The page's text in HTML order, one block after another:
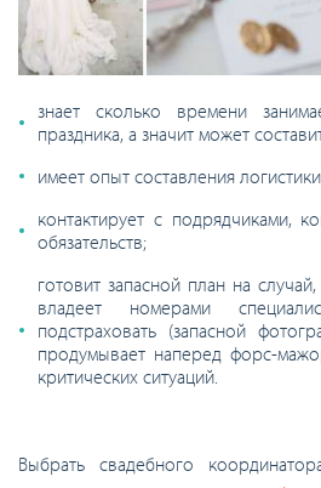
знает сколько времени
праздника, а значит может
имеет опыт составления
контактирует с подрядчиками,
обязательств;
готовит запасной план на
владеет номерами
подстраховать (запасной
продумывает наперед форс-
критических ситуаций.
Выбрать свадебного